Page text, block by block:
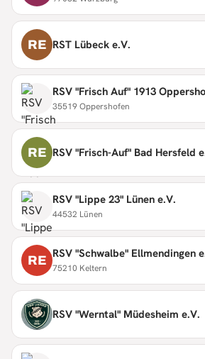
RE RST Lübeck e.V.
RSV "Frisch Auf" 1913
35519 Oppershofen
RE RSV "Frisch-Auf" Bad Hersfeld
RSV "Lippe 23" Lünen e.V.
44532 Lünen
RE RSV "Schwalbe" Ellmendingen
75210 Keltern
RSV "Werntal" Müdesheim e.V.